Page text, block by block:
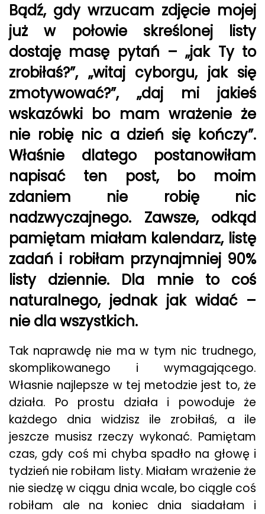
Bądź, gdy wrzucam zdjęcie mojej
już w połowie skreślonej listy
dostaję masę pytań – „jak Ty to
zrobiłaś?”, „witaj cyborgu, jak się
zmotywować?”, „daj mi jakieś
wskazówki bo mam wrażenie że
nie robię nic a dzień się kończy”.
Właśnie dlatego postanowiłam
napisać ten post, bo moim
zdaniem nie robię nic
nadzwyczajnego. Zawsze, odkąd
pamiętam miałam kalendarz, listę
zadań i robiłam przynajmniej 90%
listy dziennie. Dla mnie to coś
naturalnego, jednak jak widać –
nie dla wszystkich.
Tak naprawdę nie ma w tym nic trudnego,
skomplikowanego i wymagającego.
Własnie najlepsze w tej metodzie jest to, że
działa. Po prostu działa i powoduje że
każdego dnia widzisz ile zrobiłaś, a ile
jeszcze musisz rzeczy wykonać. Pamiętam
czas, gdy coś mi chyba spadło na głowę i
tydzień nie robiłam listy. Miałam wrażenie że
nie siedzę w ciągu dnia wcale, bo ciągle coś
robiłam ale na koniec dnia siadałam i